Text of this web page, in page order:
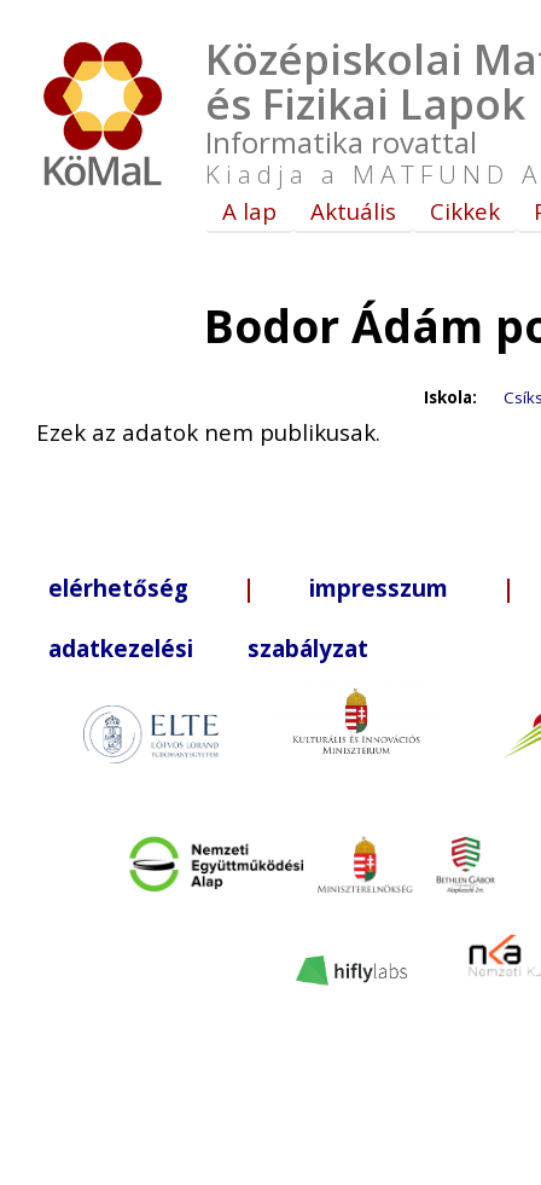
Középiskolai
és Fizikai Lapok
Informatika rovattal
Kiadja a MATFUND
A lap Aktuális Cikkek
Bodor Ádám
Iskola:
Ezek az adatok nem publikusak.
elérhetőség | impresszum |
adatkezelési szabályzat